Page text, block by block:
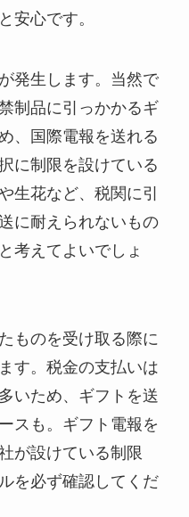
安心です。
発生します。当然で
制品に引っかかるギ
、国際電報を送れる
に制限を設けている
生花など、税関に引
に耐えられないもの
考えてよいでしょ
ものを受け取る際に
す。税金の支払いは
いため、ギフトを送
スも。ギフト電報を
が設けている制限
を必ず確認してくだ